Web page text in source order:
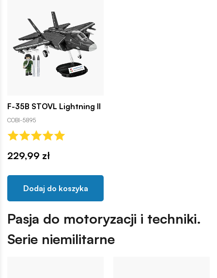
F-35B STOVL Lightning II
COBI-5895
229,99 zł
Dodaj do koszyka
Pasja do motoryzacji i techniki.
Serie niemilitarne